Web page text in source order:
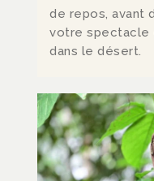
de repos, avant
votre spectacle
dans le désert.